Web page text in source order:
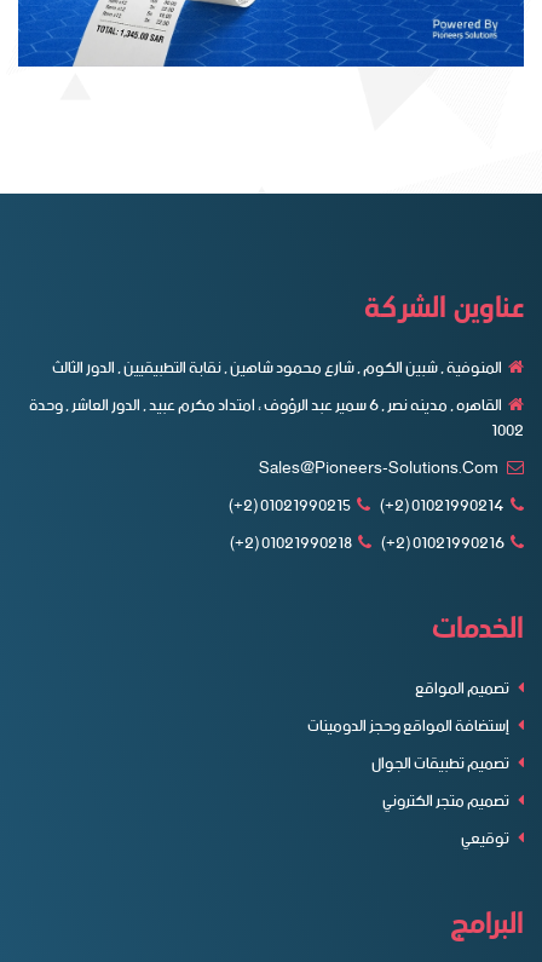
عناوين الشركة
المنوفية , شبين الكوم , شارع محمود شاهين , نقابة التطبيقيين , الدور الثالث
القاهره , مدينه نصر , ٦ سمير عبد الرؤوف ، امتداد مكرم عبيد , الدور العاشر , وحدة
1002
01021990214 (2+)
01021990215 (2+)
01021990216 (2+)
01021990218 (2+)
الخدمات
تصميم المواقع
إستضافة المواقع وحجز الدومينات
تصميم تطبيقات الجوال
تصميم متجر الكتروني
توقيعي
البرامج